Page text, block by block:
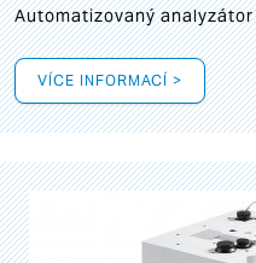
Automatizovaný
VÍCE INFORMACÍ >